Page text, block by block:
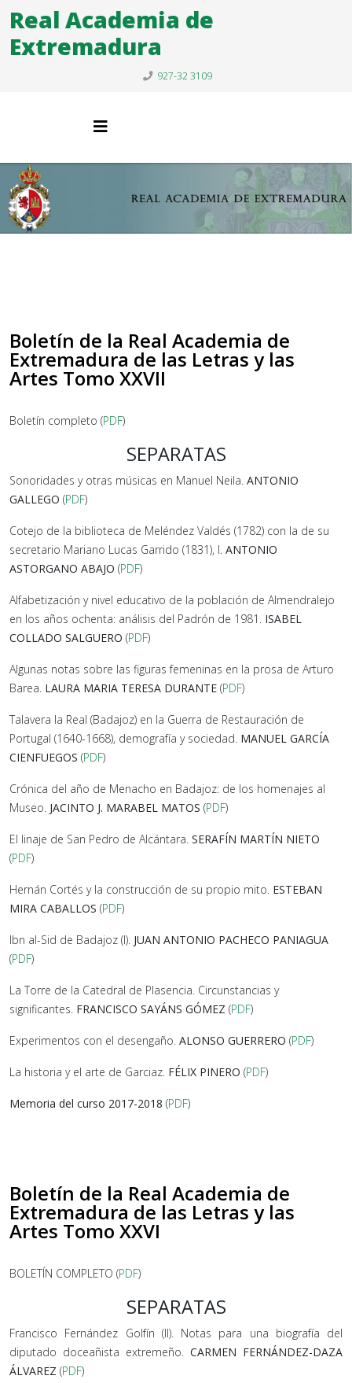
Real Academia de
Extremadura
927-32 3109
Boletín de la Real Academia de
Extremadura de las Letras y las
Artes Tomo XXVII
Boletín completo (PDF)
SEPARATAS
Sonoridades y otras músicas en Manuel Neila. ANTONIO
GALLEGO (PDF)
Cotejo de la biblioteca de Meléndez Valdés (1782) con la de su
secretario Mariano Lucas Garrido (1831), I. ANTONIO
ASTORGANO ABAJO (PDF)
Alfabetización y nivel educativo de la población de Almendralejo
en los años ochenta: análisis del Padrón de 1981. ISABEL
COLLADO SALGUERO (PDF)
Algunas notas sobre las figuras femeninas en la prosa de Arturo
Barea. LAURA MARIA TERESA DURANTE (PDF)
Talavera la Real (Badajoz) en la Guerra de Restauración de
Portugal (1640-1668), demografía y sociedad. MANUEL GARCÍA
CIENFUEGOS (PDF)
Crónica del año de Menacho en Badajoz: de los homenajes al
Museo. JACINTO J. MARABEL MATOS (PDF)
El linaje de San Pedro de Alcántara. SERAFÍN MARTÍN NIETO
(PDF)
Hernán Cortés y la construcción de su propio mito. ESTEBAN
MIRA CABALLOS (PDF)
Ibn al-Sid de Badajoz (I). JUAN ANTONIO PACHECO PANIAGUA
(PDF)
La Torre de la Catedral de Plasencia. Circunstancias y
significantes. FRANCISCO SAYÁNS GÓMEZ (PDF)
Experimentos con el desengaño. ALONSO GUERRERO (PDF)
La historia y el arte de Garciaz. FÉLIX PINERO (PDF)
Memoria del curso 2017-2018 (PDF)
Boletín de la Real Academia de
Extremadura de las Letras y las
Artes Tomo XXVI
BOLETÍN COMPLETO (PDF)
SEPARATAS
Francisco Fernández Golfín (II). Notas para una biografía del
diputado doceañista extremeño. CARMEN FERNÁNDEZ-DAZA
ÁLVAREZ (PDF)